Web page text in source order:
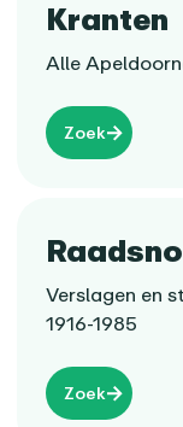
Kranten
Alle
Zoek
Verslagen en
1916-1985
Zoek